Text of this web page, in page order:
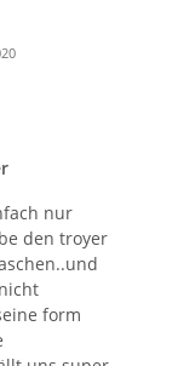
nur
den troyer
form